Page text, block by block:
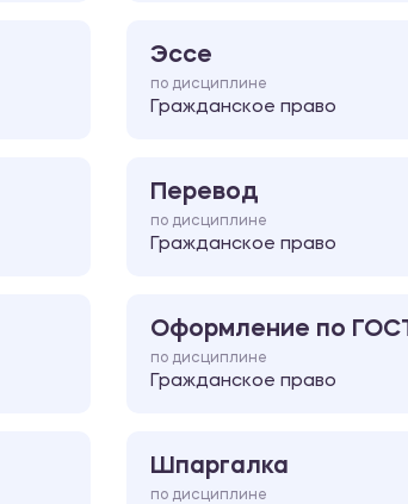
Эссе
по дисциплине
Гражданское право
Перевод
по дисциплине
Гражданское право
Оформление по
по дисциплине
Гражданское право
Шпаргалка
по дисциплине